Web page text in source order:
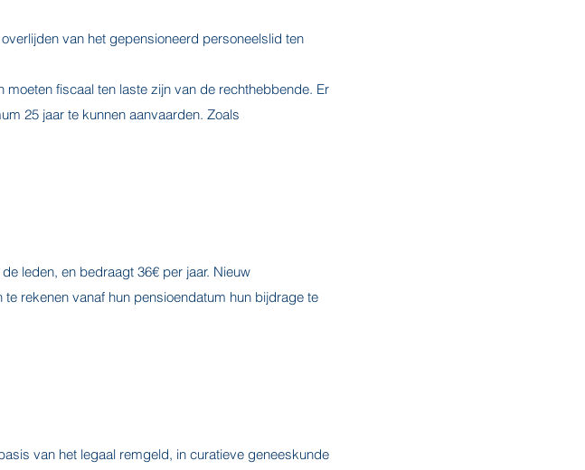
van het gepensioneerd personeelslid ten
fiscaal ten laste zijn van de rechthebbende. Er
25 jaar te kunnen aanvaarden. Zoals
leden, en bedraagt 36€ per jaar. Nieuw
rekenen vanaf hun pensioendatum hun bijdrage te
van het legaal remgeld, in curatieve geneeskunde